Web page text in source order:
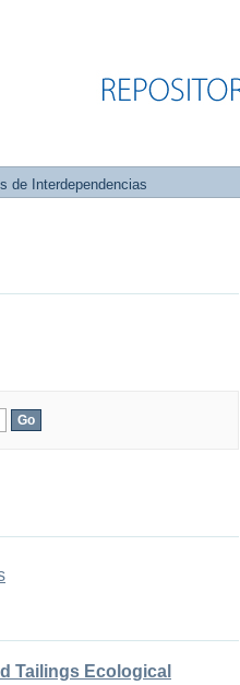
de Interdependencias
Tailings Ecological